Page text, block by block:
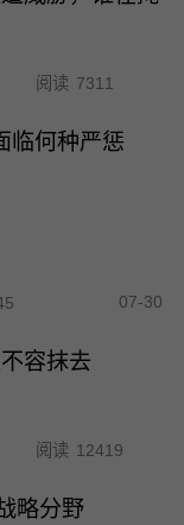
阅读 7311
临何种严惩
07-30
容抹去
阅读 12419
略分野